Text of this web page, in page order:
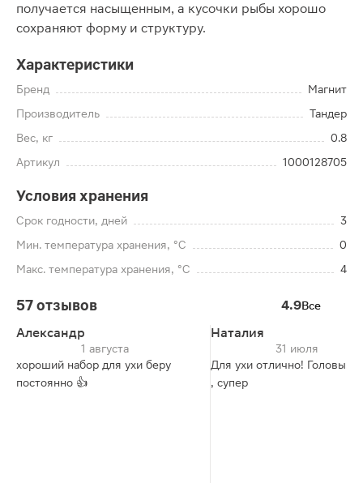
получается насыщенным, а кусочки рыбы хорошо
сохраняют форму и структуру.
Характеристики
Бренд
Магнит
Производитель
Тандер
Вес, кг
0.8
Артикул
1000128705
Условия хранения
Срок годности, дней
3
Мин. температура хранения, °C
0
Макс. температура хранения, °C
4
57 отзывов 4.9Все
Александр
1 августа
хороший набор для ухи беру
постоянно 👍
Наталия
31 июля
Для ухи отлично! Головы,
, супер